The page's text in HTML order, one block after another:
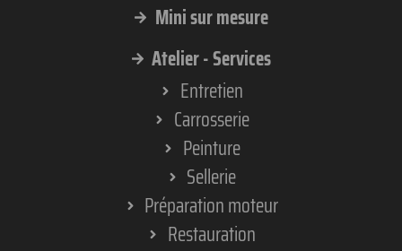
Mini sur mesure
Atelier - Services
Entretien
Carrosserie
Peinture
Sellerie
Préparation moteur
Restauration